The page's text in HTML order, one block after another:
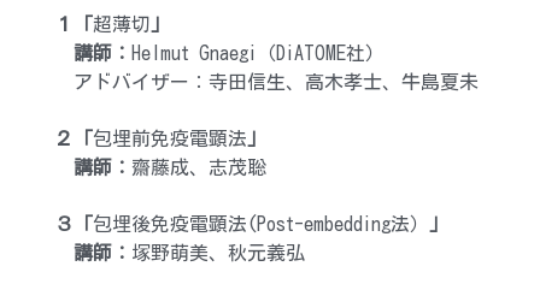
１「超薄切
講師： Helmut Gnaegi（DiATOME社）
アドバイザー：寺田信生、高木孝士、牛島夏未
２「 包埋前免疫電顕法
講師：齋藤成、志茂聡
３「 包埋後免疫電顕法(Post-embedding法）
講師： 塚野萌美、秋元義弘